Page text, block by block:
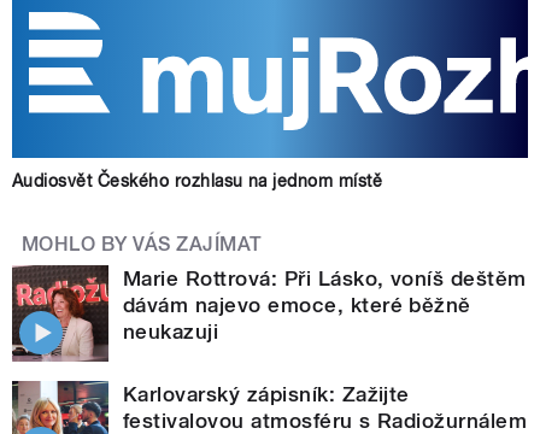
Audiosvět Českého rozhlasu na jednom místě
MOHLO BY VÁS ZAJÍMAT
Marie Rottrová: Při Lásko, voníš deštěm
dávám najevo emoce, které běžně
neukazuji
Karlovarský zápisník: Zažijte
festivalovou atmosféru s Radiožurnálem